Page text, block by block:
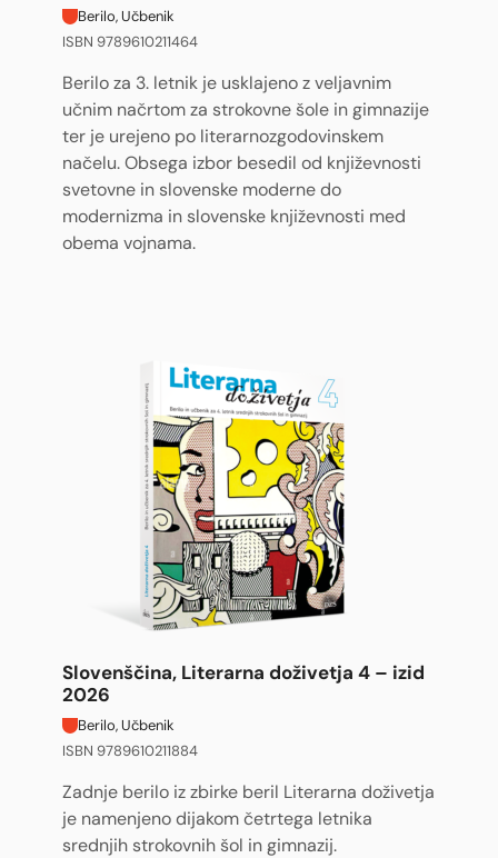
Berilo, Učbenik
ISBN 9789610211464
Berilo za 3. letnik je usklajeno z veljavnim
učnim načrtom za strokovne šole in gimnazije
ter je urejeno po literarnozgodovinskem
načelu. Obsega izbor besedil od književnosti
svetovne in slovenske moderne do
modernizma in slovenske književnosti med
obema vojnama.
Slovenščina, Literarna doživetja 4 – izid
2026
Berilo, Učbenik
ISBN 9789610211884
Zadnje berilo iz zbirke beril Literarna doživetja
je namenjeno dijakom četrtega letnika
srednjih strokovnih šol in gimnazij.